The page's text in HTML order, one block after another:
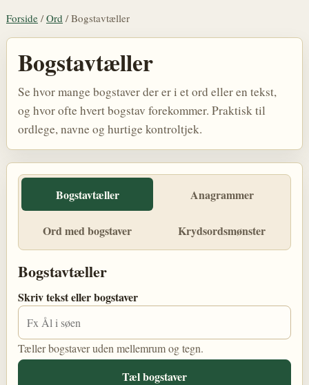
Forside / Ord / Bogstavtæller
Bogstavtæller
Se hvor mange bogstaver der er i et ord eller en tekst,
og hvor ofte hvert bogstav forekommer. Praktisk til
ordlege, navne og hurtige kontroltjek.
Bogstavtæller Anagrammer
Ord med bogstaver Krydsordsmønster
Bogstavtæller
Skriv tekst eller bogstaver
Tæller bogstaver uden mellemrum og tegn.
Tæl bogstaver